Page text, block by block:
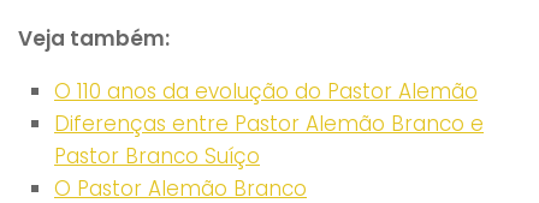
gostou? partilhe
Veja também:
O 110 anos da evolução do Pastor Alemão
Diferenças entre Pastor Alemão Branco e
Pastor Branco Suíço
O Pastor Alemão Branco